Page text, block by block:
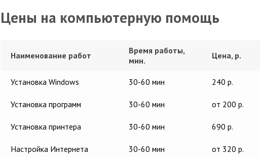
Цены на компьютерную помощь
Наименование работ
Время работы,
мин.
Цена, р.
Установка Windows 30-60 мин 240 р.
Установка программ 30-60 мин от 200 р.
Установка принтера 30-60 мин 690 р.
Настройка Интернета 30-60 мин от 320 р.